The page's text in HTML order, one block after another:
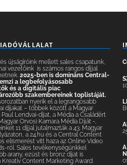
újságíróink mellett sales csapatunk,
vezetőink is számos rangos díjjal
2025-ben is domináns Central-
a legbefolyásosabb
és a digitális piac
szakembereinek toplistáját.
nyerik el a legrangosabb
díjakat – többek között a Magyar
Lendvai-díjat, a Média a Családért
Orvosi Kamara Média Díját -,
11 díjjal jutalmazták a 43. Magyar
a 24.hu és a Central Content
elismerést vitt haza az Online Video
ról. Sales tevékenységünkkel
arany, ezüst és bronz díjat is
Kreatív Content Marketing Award